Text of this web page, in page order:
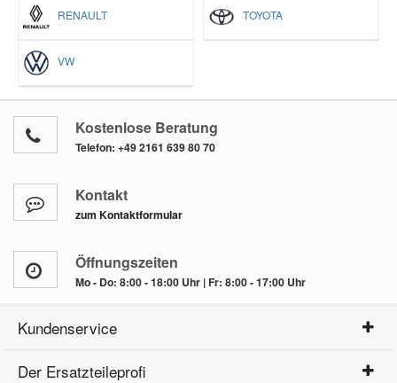
RENAULT TOYOTA
VW
Kostenlose Beratung
Telefon: +49 2161 639 80 70
Kontakt
zum Kontaktformular
Öffnungszeiten
Mo - Do: 8:00 - 18:00 Uhr | Fr: 8:00 - 17:00 Uhr
Kundenservice
Der Ersatzteileprofi